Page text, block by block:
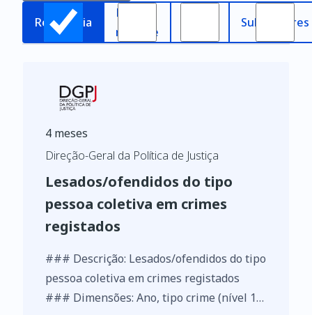
Relevância
Mais
recente
Subscritores
4 meses
Direção-Geral da Política de Justiça
Lesados/ofendidos do tipo
pessoa coletiva em crimes
registados
### Descrição: Lesados/ofendidos do tipo
pessoa coletiva em crimes registados
### Dimensões: Ano, tipo crime (nível 1),